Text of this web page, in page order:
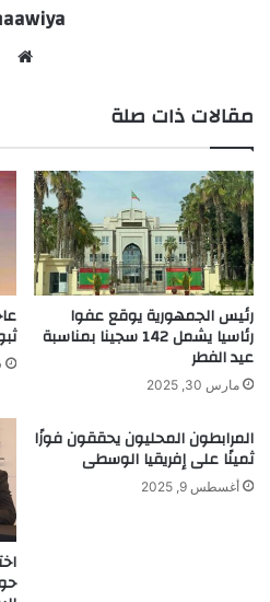
مقالات ذات صلة
رئيس الجمهورية يوقع عفوا
رئاسيا يشمل 142 سجينا بمناسبة
عيد الفطر
مارس 30, 2025
المرابطون المحليون يحققون فوزًا
ثمينًا على إفريقيا الوسطى
أغسطس 9, 2025